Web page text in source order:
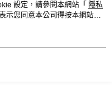
設定，請參閱本網站「 隱私
示您同意本公司得按本網站使